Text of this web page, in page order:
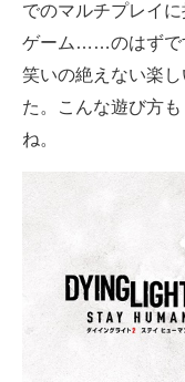
でのマルチプレイ
ゲーム……のはずで
笑いの絶えない楽
た。こんな遊び方
ね。